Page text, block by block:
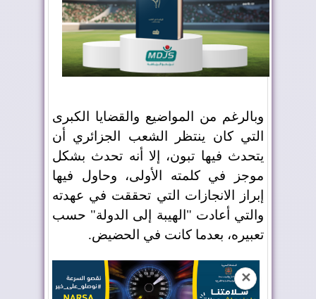
وبالرغم من المواضيع والقضايا الكبرى
التي كان ينتظر الشعب الجزائري أن
يتحدث فيها تبون، إلا أنه تحدث بشكل
موجز في كلمته الأولى، وحاول فيها
إبراز الانجازات التي تحققت في عهدته
والتي أعادت "الهيبة إلى الدولة" حسب
تعبيره، بعدما كانت في الحضيض.
✕